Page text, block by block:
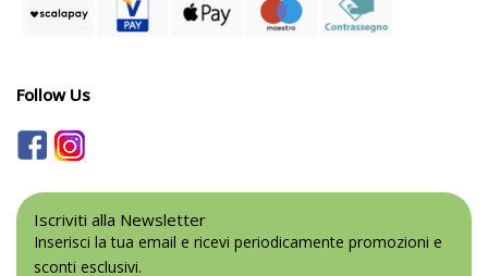
Follow Us
Iscriviti alla Newsletter
Inserisci la tua email e ricevi periodicamente promozioni e
sconti esclusivi.